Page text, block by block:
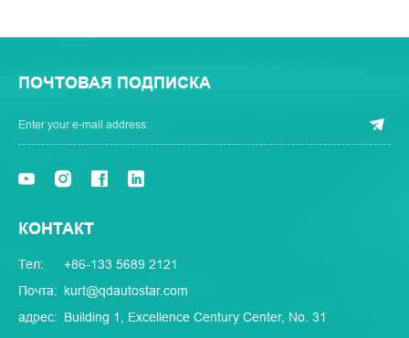
ПОЧТОВАЯ ПОДПИСКА
КОНТАКТ
Тел:
+86-133 5689 2121
Почта: kurt@qdautostar.com
адрес: Building 1, Excellence Century Center, No. 31